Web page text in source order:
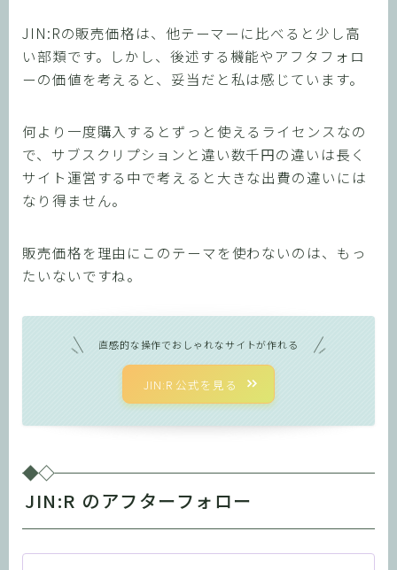
JIN:Rの販売価格は、他テーマーに比べると少し高
い部類です。しかし、後述する機能やアフタフォロ
ーの価値を考えると、妥当だと私は感じています。
何より一度購入するとずっと使えるライセンスなの
で、サブスクリプションと違い数千円の違いは長く
サイト運営する中で考えると大きな出費の違いには
なり得ません。
販売価格を理由にこのテーマを使わないのは、もっ
たいないですね。
直感的な操作でおしゃれなサイトが作れる
JIN:R 公式を見る
JIN:R のアフターフォロー